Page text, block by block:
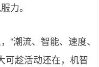
力。
“潮流、智能、速度、
可趁活动还在，机智